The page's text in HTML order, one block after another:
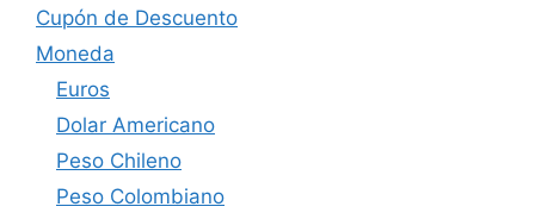
Cupón de Descuento
Moneda
Euros
Dolar Americano
Peso Chileno
Peso Colombiano